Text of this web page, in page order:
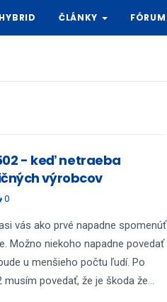
ČLÁNKY FÓRUM
- keď netraeba
výrobcov
0
vás ako prvé napadne spomenúť
Možno niekoho napadne povedať
u menšieho počtu ľudí. Po
povedať, že je škoda že...